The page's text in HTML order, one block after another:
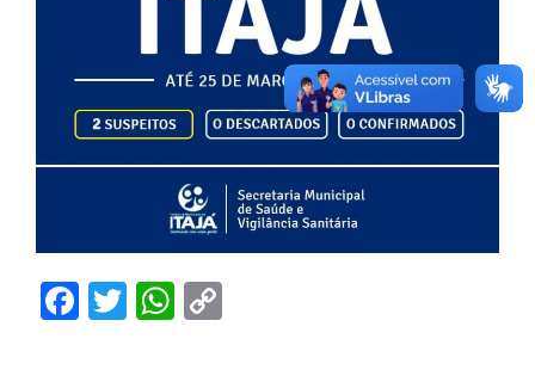
Facebook
TwitterWhatsApp